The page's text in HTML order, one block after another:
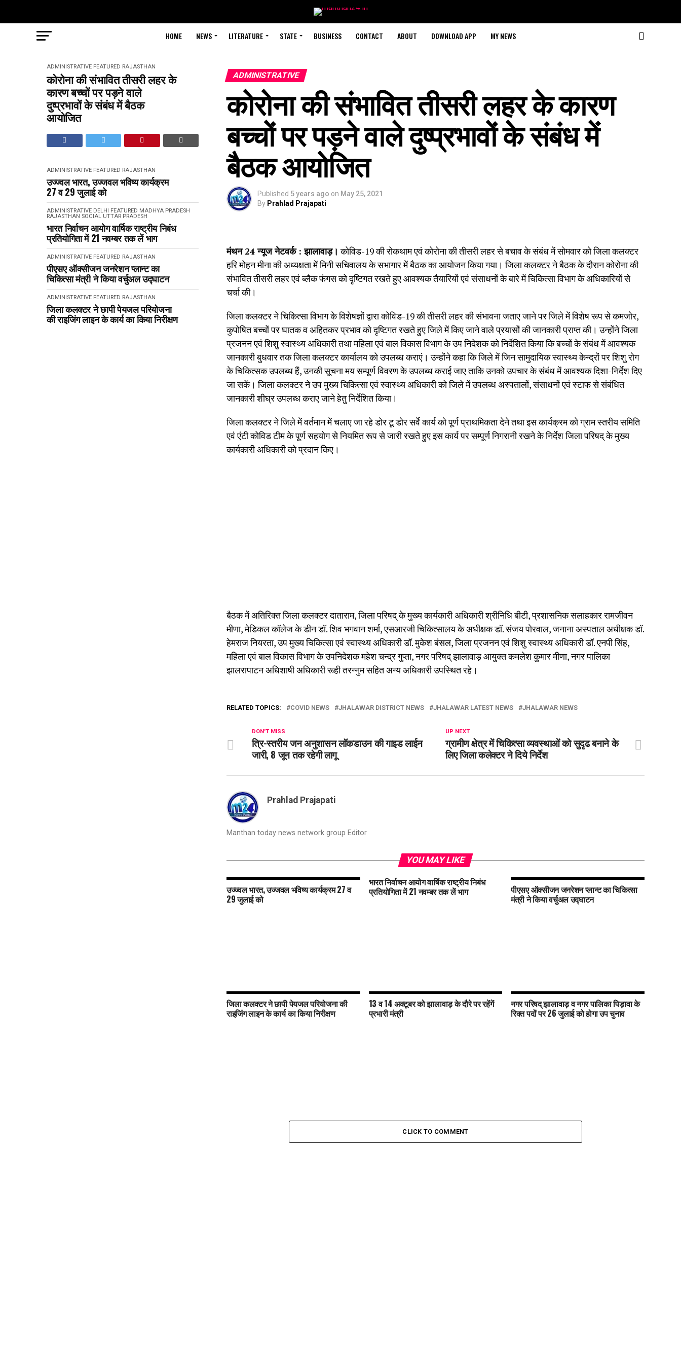
HOME NEWS LITERATURE STATE BUSINESS CONTACT ABOUT DOWNLOAD APP MY NEWS
ADMINISTRATIVE FEATURED RAJASTHAN
कोरोना की संभावित तीसरी लहर के
कारण बच्चों पर पड़ने वाले
दुष्प्रभावों के संबंध में बैठक
आयोजित
ADMINISTRATIVE FEATURED RAJASTHAN
उज्ज्वल भारत, उज्जवल भविष्य कार्यक्रम
27 व 29 जुलाई को
ADMINISTRATIVE DELHI FEATURED MADHYA PRADESH
RAJASTHAN SOCIAL UTTAR PRADESH
भारत निर्वाचन आयोग वार्षिक राष्ट्रीय निबंध
प्रतियोगिता में 21 नवम्बर तक लें भाग
ADMINISTRATIVE FEATURED RAJASTHAN
पीएसए ऑक्सीजन जनरेशन प्लान्ट का
चिकित्सा मंत्री ने किया वर्चुअल उद्घाटन
ADMINISTRATIVE FEATURED RAJASTHAN
जिला कलक्टर ने छापी पेयजल परियोजना
की राइजिंग लाइन के कार्य का किया निरीक्षण
ADMINISTRATIVE
कोरोना की संभावित तीसरी लहर के कारण
बच्चों पर पड़ने वाले दुष्प्रभावों के संबंध में
बैठक आयोजित
Published 5 years ago on May 25, 2021
By Prahlad Prajapati
मंथन 24 न्यूज नेटवर्क : झालावाड़। कोविड-19 की रोकथाम एवं कोरोना की तीसरी लहर से बचाव के संबंध में सोमवार को जिला कलक्टर
हरि मोहन मीना की अध्यक्षता में मिनी सचिवालय के सभागार में बैठक का आयोजन किया गया। जिला कलक्टर ने बैठक के दौरान कोरोना की
संभावित तीसरी लहर एवं ब्लैक फंगस को दृष्टिगत रखते हुए आवश्यक तैयारियों एवं संसाधनों के बारे में चिकित्सा विभाग के अधिकारियों से
चर्चा की।
जिला कलक्टर ने चिकित्सा विभाग के विशेषज्ञों द्वारा कोविड-19 की तीसरी लहर की संभावना जताए जाने पर जिले में विशेष रूप से कमजोर,
कुपोषित बच्चों पर घातक व अहितकर प्रभाव को दृष्टिगत रखते हुए जिले में किए जाने वाले प्रयासों की जानकारी प्राप्त की। उन्होंने जिला
प्रजनन एवं शिशु स्वास्थ्य अधिकारी तथा महिला एवं बाल विकास विभाग के उप निदेशक को निर्देशित किया कि बच्चों के संबंध में आवश्यक
जानकारी बुधवार तक जिला कलक्टर कार्यालय को उपलब्ध कराएं। उन्होंने कहा कि जिले में जिन सामुदायिक स्वास्थ्य केन्द्रों पर शिशु रोग
के चिकित्सक उपलब्ध हैं, उनकी सूचना मय सम्पूर्ण विवरण के उपलब्ध कराई जाए ताकि उनको उपचार के संबंध में आवश्यक दिशा-निर्देश दिए
जा सकें। जिला कलक्टर ने उप मुख्य चिकित्सा एवं स्वास्थ्य अधिकारी को जिले में उपलब्ध अस्पतालों, संसाधनों एवं स्टाफ से संबंधित
जानकारी शीघ्र उपलब्ध कराए जाने हेतु निर्देशित किया।
जिला कलक्टर ने जिले में वर्तमान में चलाए जा रहे डोर टू डोर सर्वे कार्य को पूर्ण प्राथमिकता देने तथा इस कार्यक्रम को ग्राम स्तरीय समिति
एवं एंटी कोविड टीम के पूर्ण सहयोग से नियमित रूप से जारी रखते हुए इस कार्य पर सम्पूर्ण निगरानी रखने के निर्देश जिला परिषद् के मुख्य
कार्यकारी अधिकारी को प्रदान किए।
बैठक में अतिरिक्त जिला कलक्टर दाताराम, जिला परिषद् के मुख्य कार्यकारी अधिकारी श्रीनिधि बीटी, प्रशासनिक सलाहकार रामजीवन
मीणा, मेडिकल कॉलेज के डीन डॉ. शिव भगवान शर्मा, एसआरजी चिकित्सालय के अधीक्षक डॉ. संजय पोरवाल, जनाना अस्पताल अधीक्षक डॉ.
हेमराज नियरता, उप मुख्य चिकित्सा एवं स्वास्थ्य अधिकारी डॉ. मुकेश बंसल, जिला प्रजनन एवं शिशु स्वास्थ्य अधिकारी डॉ. एनपी सिंह,
महिला एवं बाल विकास विभाग के उपनिदेशक महेश चन्द्र गुप्ता, नगर परिषद् झालावाड़ आयुक्त कमलेश कुमार मीणा, नगर पालिका
झालरापाटन अधिशाषी अधिकारी रूही तरन्नुम सहित अन्य अधिकारी उपस्थित रहे।
RELATED TOPICS: COVID NEWS JHALAWAR DISTRICT NEWS JHALAWAR LATEST NEWS JHALAWAR NEWS
UP NEXT
ग्रामीण क्षेत्र में चिकित्सा व्यवस्थाओं को सुदृढ बनाने के
लिए जिला कलेक्टर ने दिये निर्देश
DON'T MISS
त्रि-स्तरीय जन अनुशासन लॉकडाउन की गाइड लाईन
जारी, 8 जून तक रहेगी लागू
Prahlad Prajapati
Manthan today news network group Editor
YOU MAY LIKE
उज्ज्वल भारत, उज्जवल भविष्य कार्यक्रम 27 व
29 जुलाई को
भारत निर्वाचन आयोग वार्षिक राष्ट्रीय निबंध
प्रतियोगिता में 21 नवम्बर तक लें भाग पीएसए ऑक्सीजन जनरेशन प्लान्ट का चिकित्सा
मंत्री ने किया वर्चुअल उद्घाटन
जिला कलक्टर ने छापी पेयजल परियोजना की
राइजिंग लाइन के कार्य का किया निरीक्षण
13 व 14 अक्टूबर को झालावाड़ के दौरे पर रहेंगें
प्रभारी मंत्री
नगर परिषद् झालावाड़ व नगर पालिका पिड़ावा के
रिक्त पदों पर 26 जुलाई को होगा उप चुनाव
CLICK TO COMMENT